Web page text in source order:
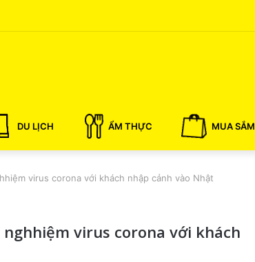
DU LỊCH ẨM THỰC MUA SẮM
virus corona với khách nhập cảnh vào Nhật
virus corona với khách